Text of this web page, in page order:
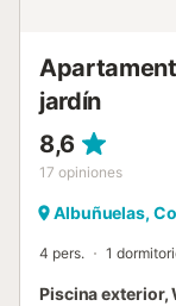
jardín
8,6
17 opiniones
Albuñuelas,
4 pers. 1
Piscina exterior,